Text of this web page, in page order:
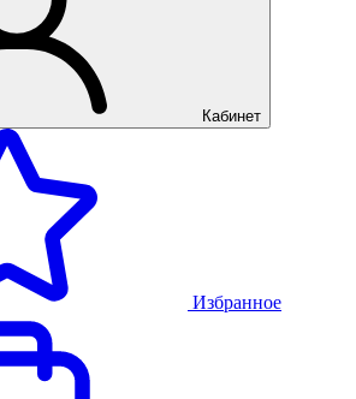
Кабинет
Избранное